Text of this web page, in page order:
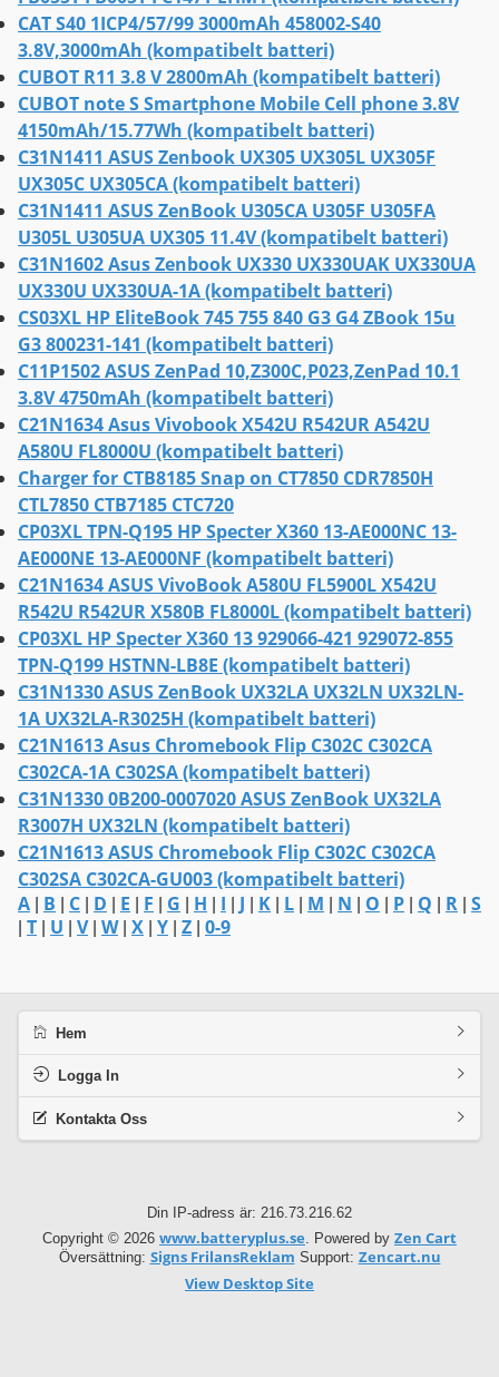
CAT S40 1ICP4/57/99 3000mAh 458002-S40
3.8V,3000mAh (kompatibelt batteri)
CUBOT R11 3.8 V 2800mAh (kompatibelt batteri)
CUBOT note S Smartphone Mobile Cell phone 3.8V
4150mAh/15.77Wh (kompatibelt batteri)
C31N1411 ASUS Zenbook UX305 UX305L UX305F
UX305C UX305CA (kompatibelt batteri)
C31N1411 ASUS ZenBook U305CA U305F U305FA
U305L U305UA UX305 11.4V (kompatibelt batteri)
C31N1602 Asus Zenbook UX330 UX330UAK UX330UA
UX330U UX330UA-1A (kompatibelt batteri)
CS03XL HP EliteBook 745 755 840 G3 G4 ZBook 15u
G3 800231-141 (kompatibelt batteri)
C11P1502 ASUS ZenPad 10,Z300C,P023,ZenPad 10.1
3.8V 4750mAh (kompatibelt batteri)
C21N1634 Asus Vivobook X542U R542UR A542U
A580U FL8000U (kompatibelt batteri)
Charger for CTB8185 Snap on CT7850 CDR7850H
CTL7850 CTB7185 CTC720
CP03XL TPN-Q195 HP Specter X360 13-AE000NC 13-
AE000NE 13-AE000NF (kompatibelt batteri)
C21N1634 ASUS VivoBook A580U FL5900L X542U
R542U R542UR X580B FL8000L (kompatibelt batteri)
CP03XL HP Specter X360 13 929066-421 929072-855
TPN-Q199 HSTNN-LB8E (kompatibelt batteri)
C31N1330 ASUS ZenBook UX32LA UX32LN UX32LN-
1A UX32LA-R3025H (kompatibelt batteri)
C21N1613 Asus Chromebook Flip C302C C302CA
C302CA-1A C302SA (kompatibelt batteri)
C31N1330 0B200-0007020 ASUS ZenBook UX32LA
R3007H UX32LN (kompatibelt batteri)
C21N1613 ASUS Chromebook Flip C302C C302CA
C302SA C302CA-GU003 (kompatibelt batteri)
A B C D E F G H I J K L M N O P Q R S
T U V| W| X Y Z 0-9
Hem
Logga In
Kontakta Oss
Din IP-adress är: 216.73.216.62
Copyright © 2026 www.batteryplus.se. Powered by Zen Cart
Översättning: Signs FrilansReklam Support: Zencart.nu
View Desktop Site